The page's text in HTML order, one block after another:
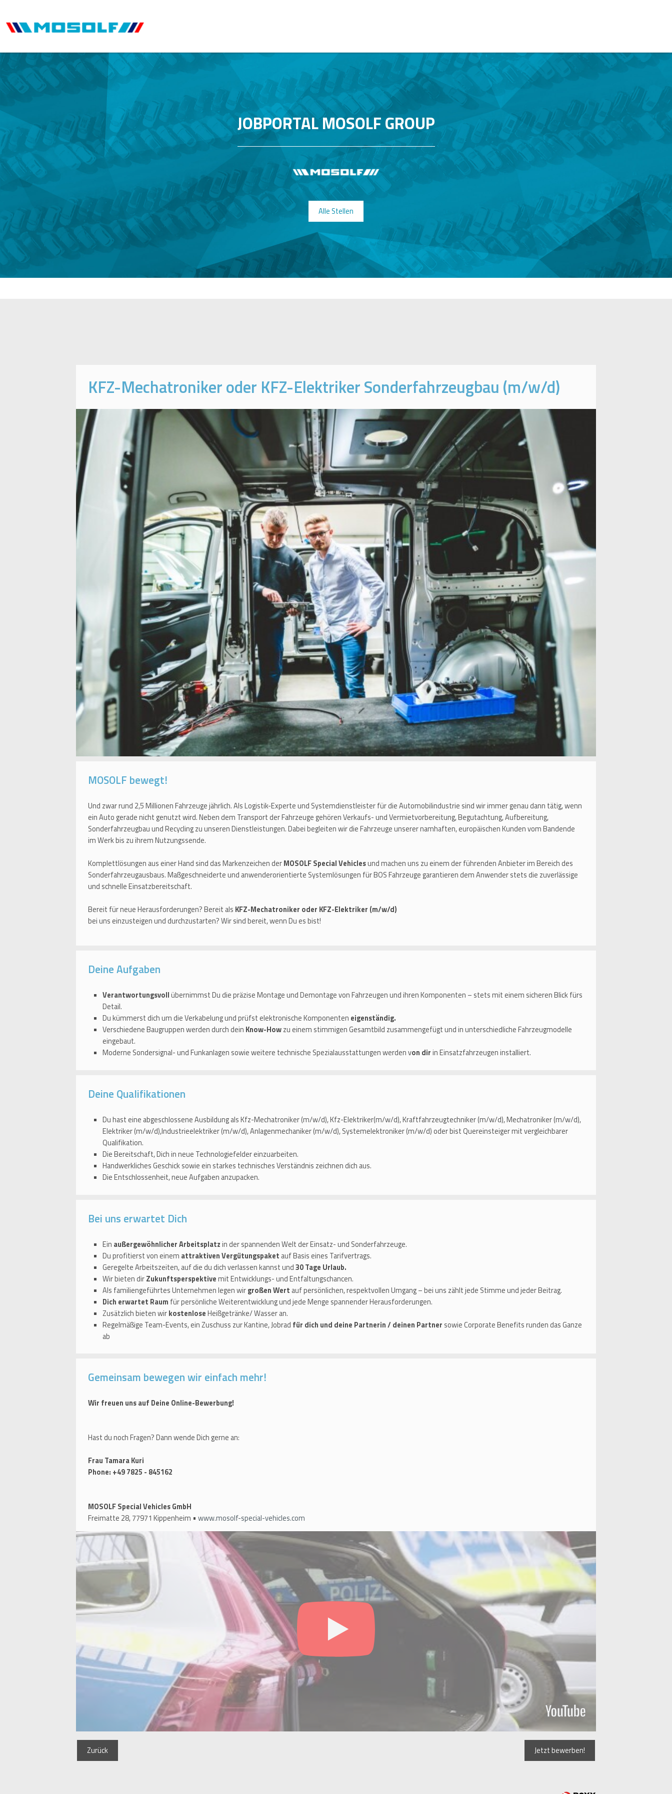
JOBPORTAL MOSOLF GROUP
Alle Stellen
KFZ-Mechatroniker oder KFZ-Elektriker Sonderfahrzeugbau (m/w/d)
MOSOLF bewegt!
Und zwar rund 2,5 Millionen Fahrzeuge jährlich. Als Logistik-Experte und Systemdienstleister für die Automobilindustrie sind wir immer genau dann tätig, wenn
ein Auto gerade nicht genutzt wird. Neben dem Transport der Fahrzeuge gehören Verkaufs- und Vermietvorbereitung, Begutachtung, Aufbereitung,
Sonderfahrzeugbau und Recycling zu unseren Dienstleistungen. Dabei begleiten wir die Fahrzeuge unserer namhaften, europäischen Kunden vom Bandende
im Werk bis zu ihrem Nutzungssende.
Komplettlösungen aus einer Hand sind das Markenzeichen derMOSOLF Special Vehiclesund machen uns zu einem der führenden Anbieter im Bereich des
Sonderfahrzeugausbaus. Maßgeschneiderte und anwenderorientierte Systemlösungen für BOS Fahrzeuge garantieren dem Anwender stets die zuverlässige
und schnelle Einsatzbereitschaft.
Bereit für neue Herausforderungen? Bereit als KFZ-Mechatroniker oder KFZ-Elektriker (m/w/d)
bei uns einzusteigen und durchzustarten? Wir sind bereit, wenn Du es bist!
Deine Aufgaben
Verantwortungsvollübernimmst Du die präzise Montage und Demontage von Fahrzeugen und ihren Komponenten – stets mit einem sicheren Blick fürs
Detail.
Du kümmerst dich um die Verkabelung und prüfst elektronische Komponenten eigenständig.
Verschiedene Baugruppen werden durch dein Know-Howzu einem stimmigen Gesamtbild zusammengefügt und in unterschiedliche Fahrzeugmodelle
eingebaut.
Moderne Sondersignal- und Funkanlagen sowie weitere technische Spezialausstattungen werden von dirin Einsatzfahrzeugen installiert.
Deine Qualifikationen
Du hast eine abgeschlossene Ausbildung als Kfz-Mechatroniker (m/w/d), Kfz-Elektriker(m/w/d), Kraftfahrzeugtechniker (m/w/d), Mechatroniker (m/w/d),
Elektriker (m/w/d),Industrieelektriker (m/w/d), Anlagenmechaniker (m/w/d), Systemelektroniker (m/w/d) oder bist Quereinsteiger mit vergleichbarer
Qualifikation.
Die Bereitschaft, Dich in neue Technologiefelder einzuarbeiten.
Handwerkliches Geschick sowie ein starkes technisches Verständnis zeichnen dich aus.
Die Entschlossenheit, neue Aufgaben anzupacken.
Bei uns erwartet Dich
Ein außergewöhnlicher Arbeitsplatzin der spannenden Welt der Einsatz- und Sonderfahrzeuge.
Du profitierst von einem attraktiven Vergütungspaket auf Basis eines Tarifvertrags.
Geregelte Arbeitszeiten, auf die du dich verlassen kannst und30 Tage Urlaub.
Wir bieten dirZukunftsperspektivemit Entwicklungs- und Entfaltungschancen.
Als familiengeführtes Unternehmen legen wirgroßen Wert auf persönlichen, respektvollen Umgang – bei uns zählt jede Stimme und jeder Beitrag.
Dich erwartet Raum für persönliche Weiterentwicklung und jede Menge spannender Herausforderungen.
Zusätzlich bieten wirkostenloseHeißgetränke/ Wasser an.
Regelmäßige Team-Events, ein Zuschuss zur Kantine, Jobrad für dich und deine Partnerin / deinen Partner sowie Corporate Benefits runden das Ganze
ab
Gemeinsam bewegen wir einfach mehr!
Wir freuen uns auf Deine Online-Bewerbung!
Hast du noch Fragen? Dann wende Dich gerne an:
Frau Tamara Kuri
Phone: +49 7825 - 845162
MOSOLF Special Vehicles GmbH
Freimatte 28, 77971 Kippenheim • www.mosolf-special-vehicles.com
Zurück Jetzt bewerben!